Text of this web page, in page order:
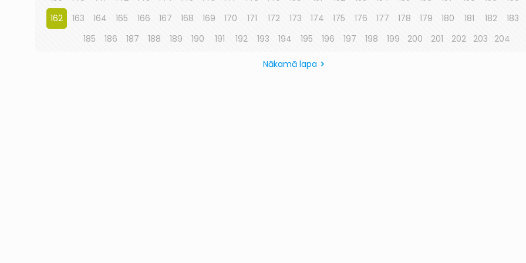
162
163 164 165 166 167 168 169 170 171 172 173 174 175 176 177 178 179 180 181 182
183
185
186 187 188 189 190 191 192 193 194 195 196 197 198 199 200 201 202 203 204
Nākamā lapa